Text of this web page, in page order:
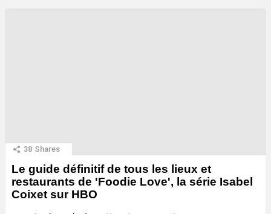
38 Shares
Le guide définitif de tous les lieux et
restaurants de 'Foodie Love', la série Isabel
Coixet sur HBO